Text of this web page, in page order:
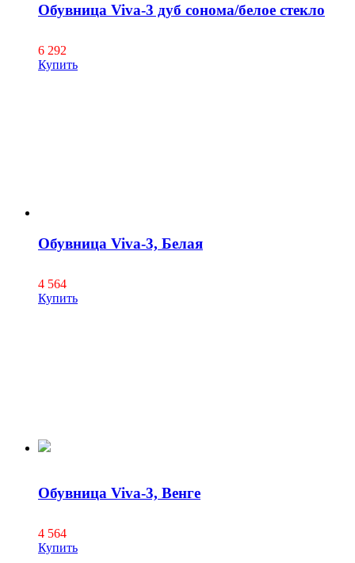
Обувница Viva-3 дуб сонома/белое стекло
6 292
Купить
Обувница Viva-3, Белая
4 564
Купить
Обувница Viva-3, Венге
4 564
Купить